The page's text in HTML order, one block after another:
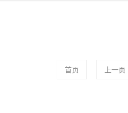
首页 上一页